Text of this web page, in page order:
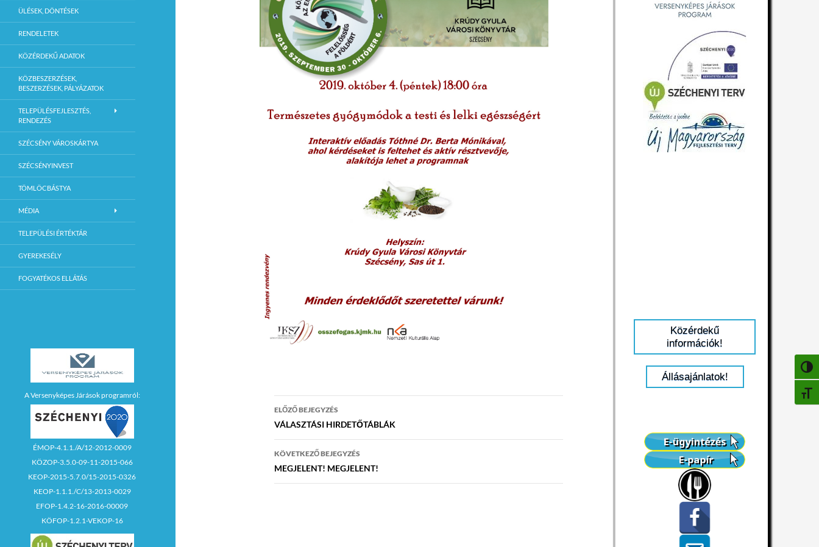
Bejegyzés
navigáció
ELŐZŐ BEJEGYZÉS
VÁLASZTÁSI HIRDETŐTÁBLÁK
KÖVETKEZŐ BEJEGYZÉS
MEGJELENT! MEGJELENT!
Közérdekű
információk!
Állásajánlatok!
ÜLÉSEK, DÖNTÉSEK
RENDELETEK
KÖZÉRDEKŰ ADATOK
KÖZBESZERZÉSEK,
BESZERZÉSEK, PÁLYÁZATOK
TELEPÜLÉSFEJLESZTÉS,
RENDEZÉS
SZÉCSÉNY VÁROSKÁRTYA
SZÉCSÉNYINVEST
TÖMLÖCBÁSTYA
MÉDIA
TELEPÜLÉSI ÉRTÉKTÁR
GYEREKESÉLY
FOGYATÉKOS ELLÁTÁS
A Versenyképes Járások programról:
ÉMOP-4.1.1./A/12-2012-0009
KÖZOP-3.5.0-09-11-2015-066
KEOP-2015-5.7.0/15-2015-0326
KEOP-1.1.1./C/13-2013-0029
EFOP-1.4.2-16-2016-00009
KÖFOP-1.2.1-VEKOP-16